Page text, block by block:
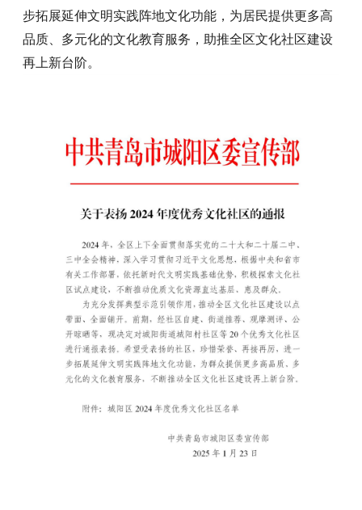
步拓展延伸文明实践阵地文化功能，为居民提供更多高
品质、多元化的文化教育服务，助推全区文化社区建设
再上新台阶。